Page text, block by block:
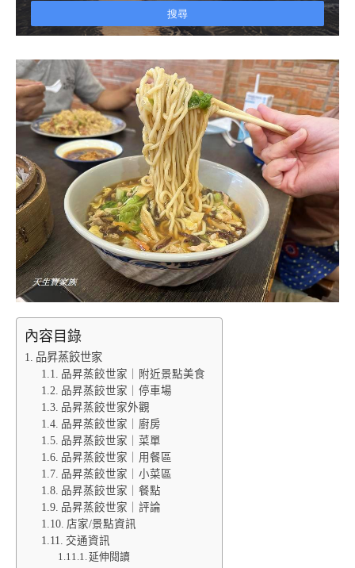
內容目錄
品昇蒸餃世家
品昇蒸餃世家｜附近景點美食
品昇蒸餃世家｜停車場
品昇蒸餃世家外觀
品昇蒸餃世家｜廚房
品昇蒸餃世家｜菜單
品昇蒸餃世家｜用餐區
品昇蒸餃世家｜小菜區
品昇蒸餃世家｜餐點
品昇蒸餃世家｜評論
店家/景點資訊
交通資訊
延伸閱讀